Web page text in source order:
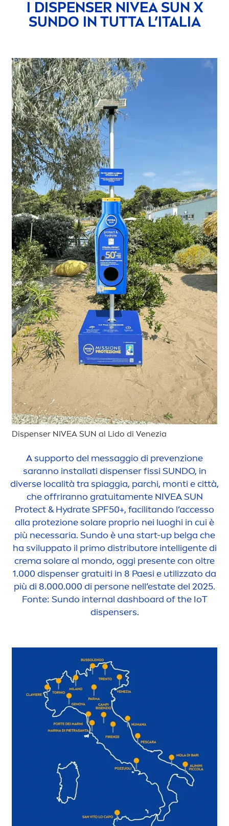
I DISPENSER NIVEA SUN X
SUNDO IN TUTTA L’ITALIA
Dispenser NIVEA SUN al Lido di Venezia
A supporto del messaggio di prevenzione
saranno installati dispenser fissi SUNDO, in
diverse località tra spiaggia, parchi, monti e città,
che offriranno gratuitamente NIVEA SUN
Protect&Hydrate SPF50+, facilitando l’accesso
alla protezione solare proprio nei luoghi in cui è
più necessaria. Sundo è una start-up belga che
ha sviluppato il primo distributore intelligente di
crema solare al mondo, oggi presente con oltre
1.000 dispenser gratuiti in 8 Paesi e utilizzato da
più di 8.000.000 di persone nell’estate del 2025.
Fonte: Sundo internal dashboard of the IoT
dispensers.